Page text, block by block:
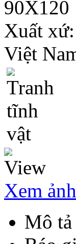
90X120
Xuất xứ:
Việt
Xem
Mô tả